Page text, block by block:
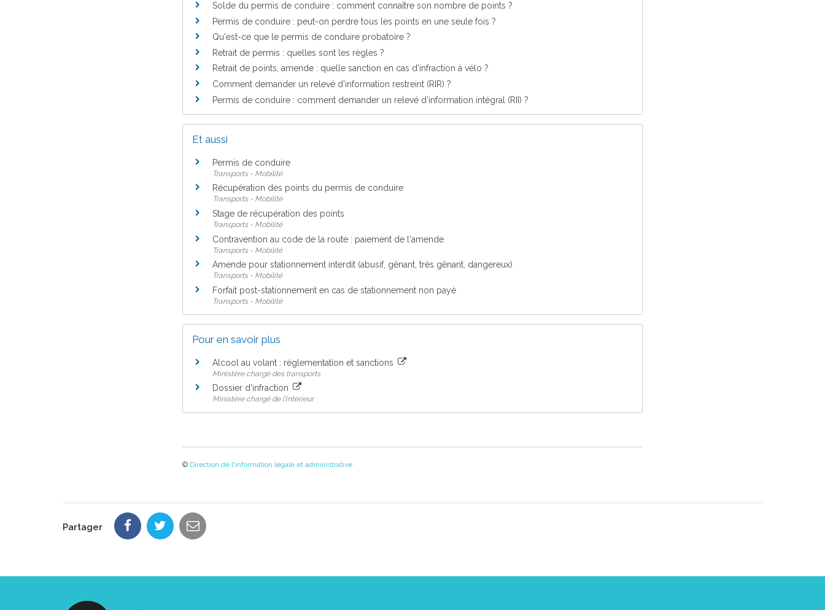
Solde du permis de conduire : comment connaître son nombre de points ?
Permis de conduire : peut-on perdre tous les points en une seule fois ?
Qu'est-ce que le permis de conduire probatoire ?
Retrait de permis : quelles sont les règles ?
Retrait de points, amende : quelle sanction en cas d'infraction à vélo ?
Comment demander un relevé d'information restreint (RIR) ?
Permis de conduire : comment demander un relevé d'information intégral (RII) ?
Et aussi
Permis de conduire
Transports - Mobilité
Récupération des points du permis de conduire
Transports - Mobilité
Stage de récupération des points
Transports - Mobilité
Contravention au code de la route : paiement de l'amende
Transports - Mobilité
Amende pour stationnement interdit (abusif, gênant, très gênant, dangereux)
Transports - Mobilité
Forfait post-stationnement en cas de stationnement non payé
Transports - Mobilité
Pour en savoir plus
Alcool au volant : réglementation et sanctions
Ministère chargé des transports
Dossier d'infraction
Ministère chargé de l'intérieur
© Direction de l'information légale et administrative
Partager